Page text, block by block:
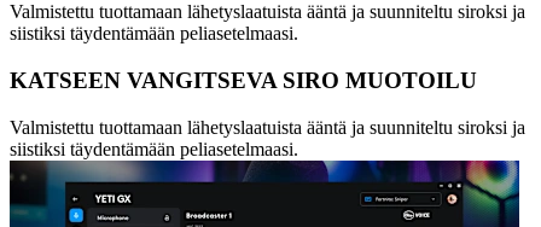
Valmistettu tuottamaan lähetyslaatuista ääntä ja suunniteltu siroksi ja
siistiksi täydentämään peliasetelmaasi.
KATSEEN VANGITSEVA SIRO MUOTOILU
Valmistettu tuottamaan lähetyslaatuista ääntä ja suunniteltu siroksi ja
siistiksi täydentämään peliasetelmaasi.